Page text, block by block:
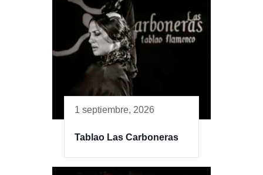
1 septiembre, 2026
Tablao Las Carboneras